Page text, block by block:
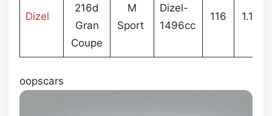
Dizel
216d
Gran
Coupe
M
Sport
Dizel-
1496cc
116
oopscars